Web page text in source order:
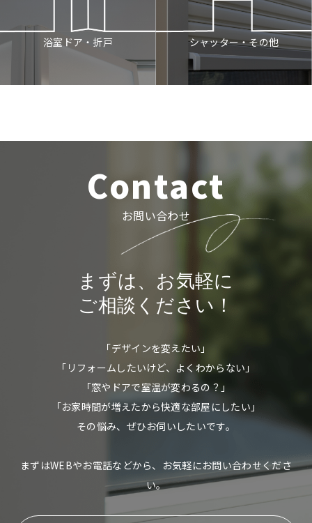
浴室ドア・折戸 シャッター・その他
Contact
お問い合わせ
まずは、お気軽に
ご相談ください！
「デザインを変えたい」
「リフォームしたいけど、よくわからない」
「窓やドアで室温が変わるの？」
「お家時間が増えたから快適な部屋にしたい」
その悩み、ぜひお伺いしたいです。
まずはWEBやお電話などから、お気軽にお問い合わせくださ
い。